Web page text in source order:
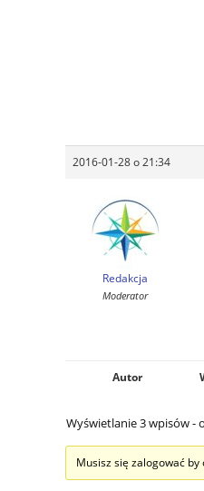
2016-01-28 o 21:34
Redakcja
Moderator
Autor
Wyświetlanie 3 wpisów -
Musisz się zalogować